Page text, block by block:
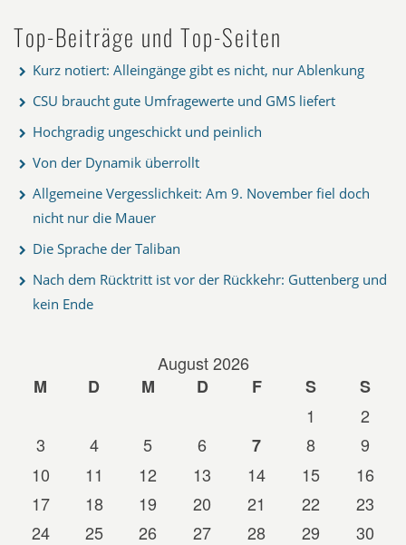
Top-Beiträge und Top-Seiten
Kurz notiert: Alleingänge gibt es nicht, nur Ablenkung
CSU braucht gute Umfragewerte und GMS liefert
Hochgradig ungeschickt und peinlich
Von der Dynamik überrollt
Allgemeine Vergesslichkeit: Am 9. November fiel doch
nicht nur die Mauer
Die Sprache der Taliban
Nach dem Rücktritt ist vor der Rückkehr: Guttenberg und
kein Ende
August 2026
M
D M D F S
S
1
2
3
4 5 6 7 8
9
10
11 12 13 14 15
16
17
18 19 20 21 22
23
24
25 26 27 28 29
30